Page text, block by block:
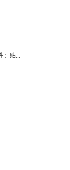
：贴...